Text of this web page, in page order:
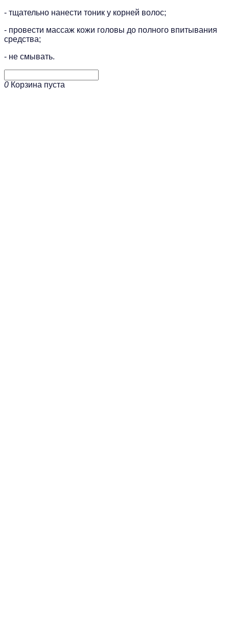
- тщательно нанести тоник у корней волос;
- провести массаж кожи головы до полного впитывания
средства;
- не смывать.
0 Корзина пуста